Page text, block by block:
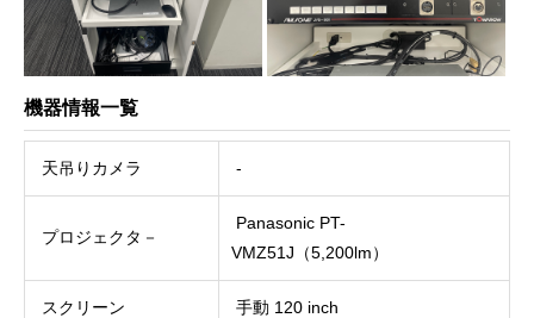
機器情報一覧
天吊りカメラ -
プロジェクタ－
Panasonic PT-
VMZ51J（5,200lm）
スクリーン 手動 120 inch